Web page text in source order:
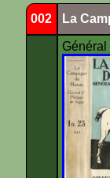
002 La